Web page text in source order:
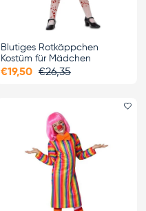
Blutiges Rotkäppchen
Kostüm für Mädchen
€19,50 €26,35